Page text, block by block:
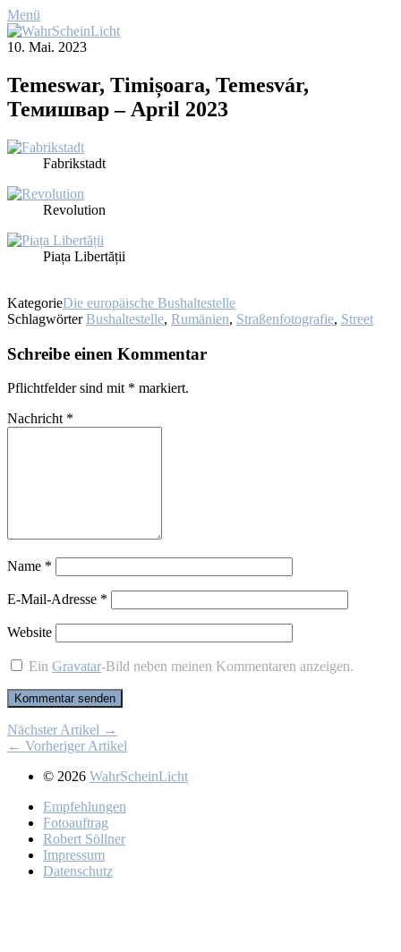
Menü
10. Mai. 2023
Te­mes­war, Ti­mișo­ara, Te­mes­vár,
Темишвар – April 2023
Fa­brik­stadt
Re­vo­lu­ti­on
Pia­ța Li­ber­tății
KategorieDie europäische Bushaltestelle
Schlagwörter Bushaltestelle, Rumänien, Straßenfotografie, Street
Schreibe einen Kommentar
Pflichtfelder sind mit * markiert.
Nachricht *
Name *
E-Mail-Adresse *
Website
EinGravatar-Bild neben meinen Kommentaren anzeigen.
Nächster Artikel →
← Vorheriger Artikel
© 2026 WahrScheinLicht
Emp­feh­lun­gen
Fo­to­auf­trag
Ro­bert Söll­ner
Im­pres­sum
Da­ten­schutz